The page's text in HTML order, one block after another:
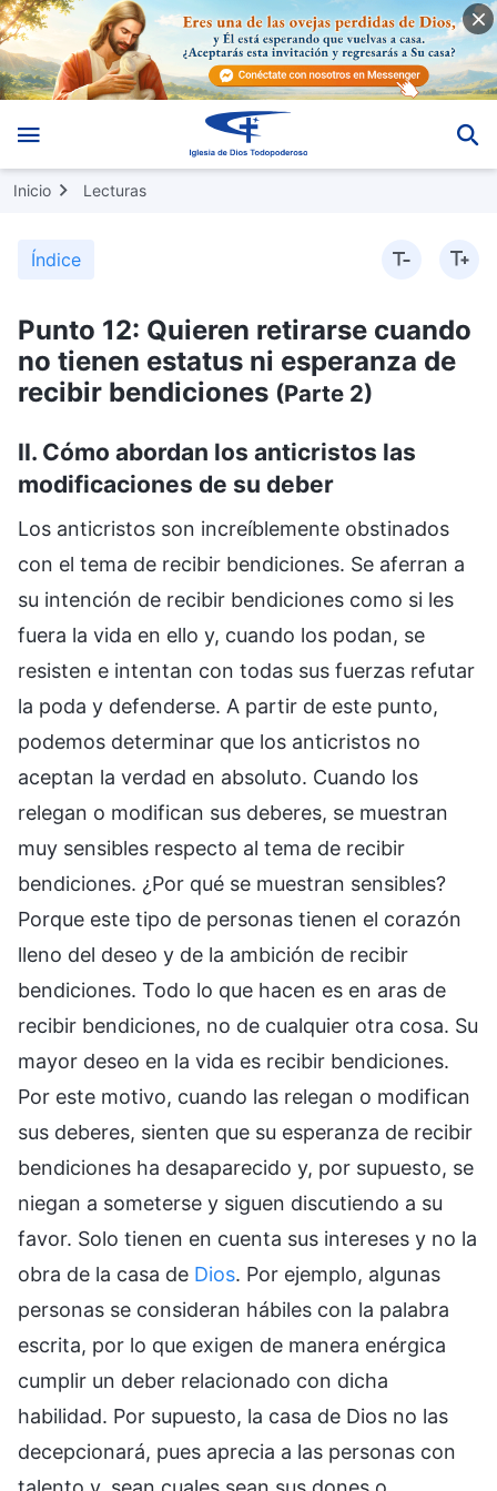
Inicio Lecturas
Índice
Punto 12: Quieren retirarse cuando
no tienen estatus ni esperanza de
recibir bendiciones (Parte 2)
II. Cómo abordan los anticristos las
modificaciones de su deber
Los anticristos son increíblemente obstinados
con el tema de recibir bendiciones. Se aferran a
su intención de recibir bendiciones como si les
fuera la vida en ello y, cuando los podan, se
resisten e intentan con todas sus fuerzas refutar
la poda y defenderse. A partir de este punto,
podemos determinar que los anticristos no
aceptan la verdad en absoluto. Cuando los
relegan o modifican sus deberes, se muestran
muy sensibles respecto al tema de recibir
bendiciones. ¿Por qué se muestran sensibles?
Porque este tipo de personas tienen el corazón
lleno del deseo y de la ambición de recibir
bendiciones. Todo lo que hacen es en aras de
recibir bendiciones, no de cualquier otra cosa. Su
mayor deseo en la vida es recibir bendiciones.
Por este motivo, cuando las relegan o modifican
sus deberes, sienten que su esperanza de recibir
bendiciones ha desaparecido y, por supuesto, se
niegan a someterse y siguen discutiendo a su
favor. Solo tienen en cuenta sus intereses y no la
obra de la casa de Dios. Por ejemplo, algunas
personas se consideran hábiles con la palabra
escrita, por lo que exigen de manera enérgica
cumplir un deber relacionado con dicha
habilidad. Por supuesto, la casa de Dios no las
decepcionará, pues aprecia a las personas con